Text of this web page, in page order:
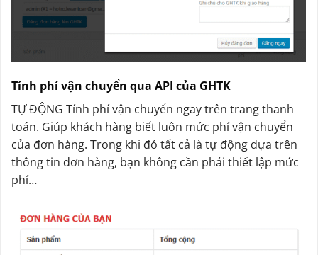
Tính phí vận chuyển qua API của GHTK
TỰ ĐỘNG Tính phí vận chuyển ngay trên trang thanh
toán. Giúp khách hàng biết luôn mức phí vận chuyển
của đơn hàng. Trong khi đó tất cả là tự động dựa trên
thông tin đơn hàng, bạn không cần phải thiết lập mức
phí…